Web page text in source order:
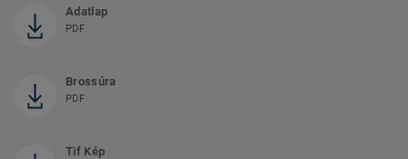
Adatlap
PDF
Brossúra
PDF
Tif Kép